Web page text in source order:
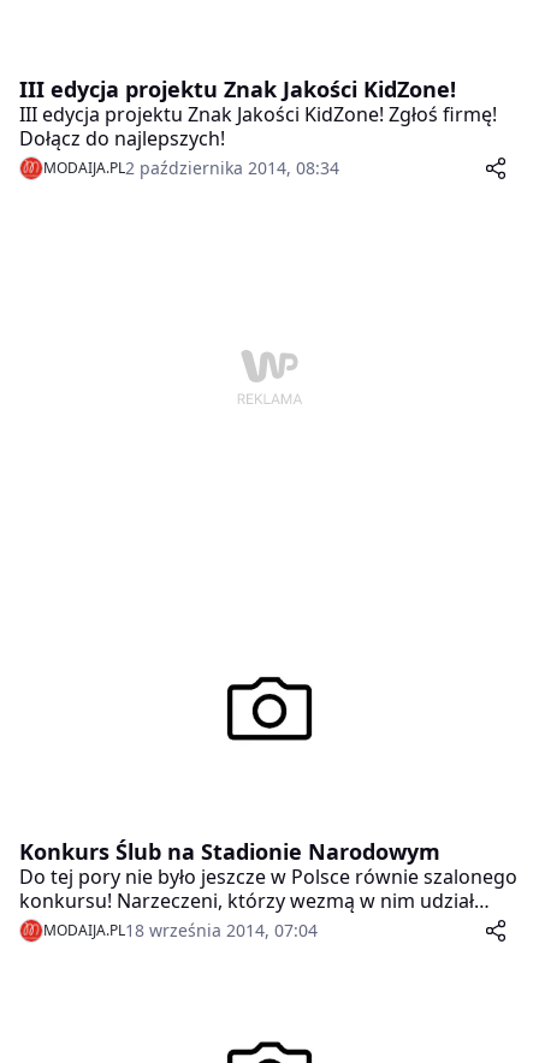
III edycja projektu Znak Jakości KidZone!
III edycja projektu Znak Jakości KidZone! Zgłoś firmę!
Dołącz do najlepszych!
MODAIJA.PL2 października 2014, 08:34
Konkurs Ślub na Stadionie Narodowym
Do tej pory nie było jeszcze w Polsce równie szalonego
konkursu! Narzeczeni, którzy wezmą w nim udział
mają szansę wygrać realizację wymarzonego ślubu i
voucher na pakiet ślubny o wartości 50 000 PLN ! Do
Narodowym, podczas ślubnych Targów Wedding.
MODAIJA.PL18 września 2014, 07:04